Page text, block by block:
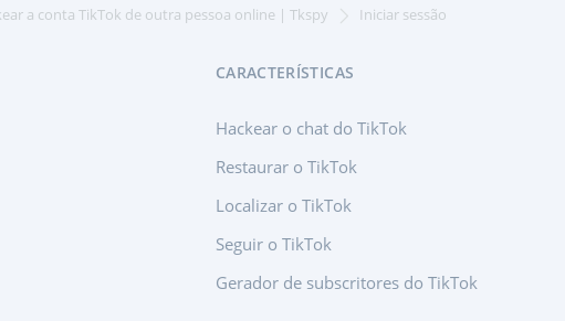
a conta TikTok de outra pessoa online | Tkspy Iniciar sessão
CARACTERÍSTICAS
Hackear o chat do TikTok
Restaurar o TikTok
Localizar o TikTok
Seguir o TikTok
Gerador de subscritores do TikTok